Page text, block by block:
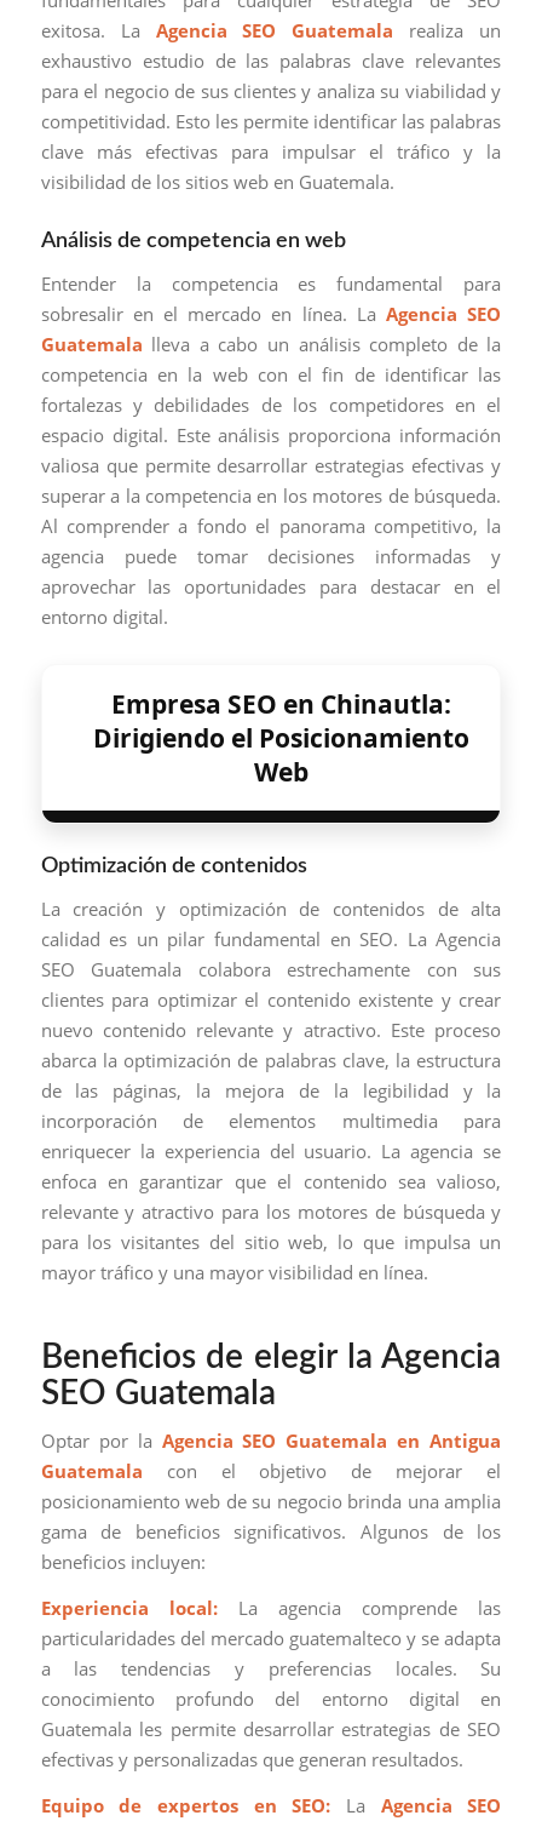
exitosa. La Agencia SEO Guatemala realiza un
exhaustivo estudio de las palabras clave relevantes
para el negocio de sus clientes y analiza su viabilidad y
competitividad. Esto les permite identificar las palabras
clave más efectivas para impulsar el tráfico y la
visibilidad de los sitios web en Guatemala.
Análisis de competencia en web
Entender la competencia es fundamental para
sobresalir en el mercado en línea. LaAgencia SEO
Guatemala lleva a cabo un análisis completo de la
competencia en la web con el fin de identificar las
fortalezas y debilidades de los competidores en el
espacio digital. Este análisis proporciona información
valiosa que permite desarrollar estrategias efectivas y
superar a la competencia en los motores de búsqueda.
Al comprender a fondo el panorama competitivo, la
agencia puede tomar decisiones informadas y
aprovechar las oportunidades para destacar en el
entorno digital.
Empresa SEO en Chinautla:
Dirigiendo el Posicionamiento
Web
Optimización de contenidos
La creación y optimización de contenidos de alta
calidad es un pilar fundamental en SEO. La Agencia
SEO Guatemala colabora estrechamente con sus
clientes para optimizar el contenido existente y crear
nuevo contenido relevante y atractivo. Este proceso
abarca la optimización de palabras clave, la estructura
de las páginas, la mejora de la legibilidad y la
incorporación de elementos multimedia para
enriquecer la experiencia del usuario. La agencia se
enfoca en garantizar que el contenido sea valioso,
relevante y atractivo para los motores de búsqueda y
para los visitantes del sitio web, lo que impulsa un
mayor tráfico y una mayor visibilidad en línea.
Beneficios de elegir la Agencia
SEO Guatemala
Optar por la Agencia SEO Guatemala en Antigua
Guatemala con el objetivo de mejorar el
posicionamiento web de su negocio brinda una amplia
gama de beneficios significativos. Algunos de los
beneficios incluyen:
Experiencia local:La agencia comprende las
particularidades del mercado guatemalteco y se adapta
a las tendencias y preferencias locales. Su
conocimiento profundo del entorno digital en
Guatemala les permite desarrollar estrategias de SEO
efectivas y personalizadas que generan resultados.
Equipo de expertos en SEO: La Agencia SEO